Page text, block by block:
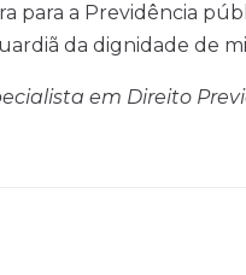
para a Previdência
da dignidade de
em Direito